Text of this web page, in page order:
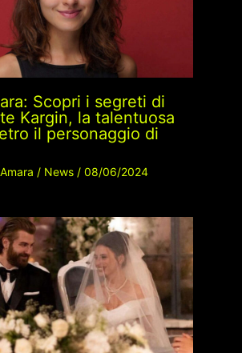
Scopri i segreti di
Kargin, la talentuosa
il personaggio di
/ News/ 08/06/2024